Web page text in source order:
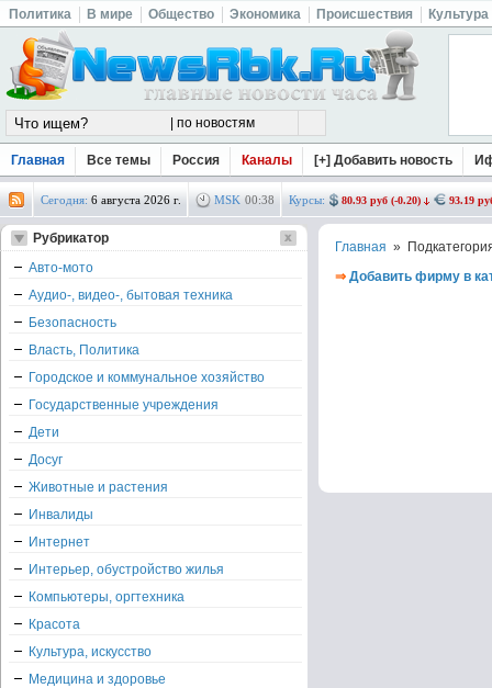
Политика В мире Общество Экономика Происшествия Культура
Главная Все темы Россия Каналы [+] Добавить новость
Сегодня: 6 августа 2026 г. MSK 00:38 Курсы: 80.93 руб (-0.20) 93.19
Главная »
⇒ Добавить фирму в
Рубрикатор
Авто-мото
Аудио-, видео-, бытовая техника
Безопасность
Власть, Политика
Городское и коммунальное хозяйство
Государственные учреждения
Дети
Досуг
Животные и растения
Инвалиды
Интернет
Интерьер, обустройство жилья
Компьютеры, оргтехника
Красота
Культура, искусство
Медицина и здоровье